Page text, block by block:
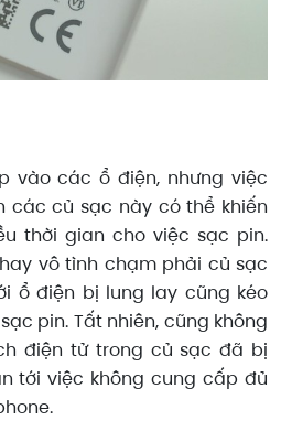
vào các ổ điện, nhưng việc
các củ sạc này có thể khiến
thời gian cho việc sạc pin.
vô tình chạm phải củ sạc
ổ điện bị lung lay cũng kéo
pin. Tất nhiên, cũng không
điện tử trong củ sạc đã bị
tới việc không cung cấp đủ